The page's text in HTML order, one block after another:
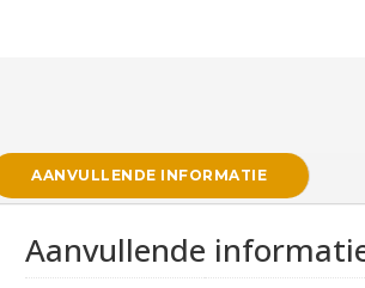
AANVULLENDE INFORMATIE
Aanvullende